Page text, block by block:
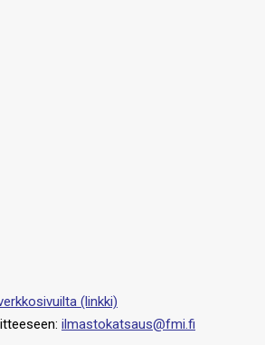
(linkki)
ilmastokatsaus@fmi.fi